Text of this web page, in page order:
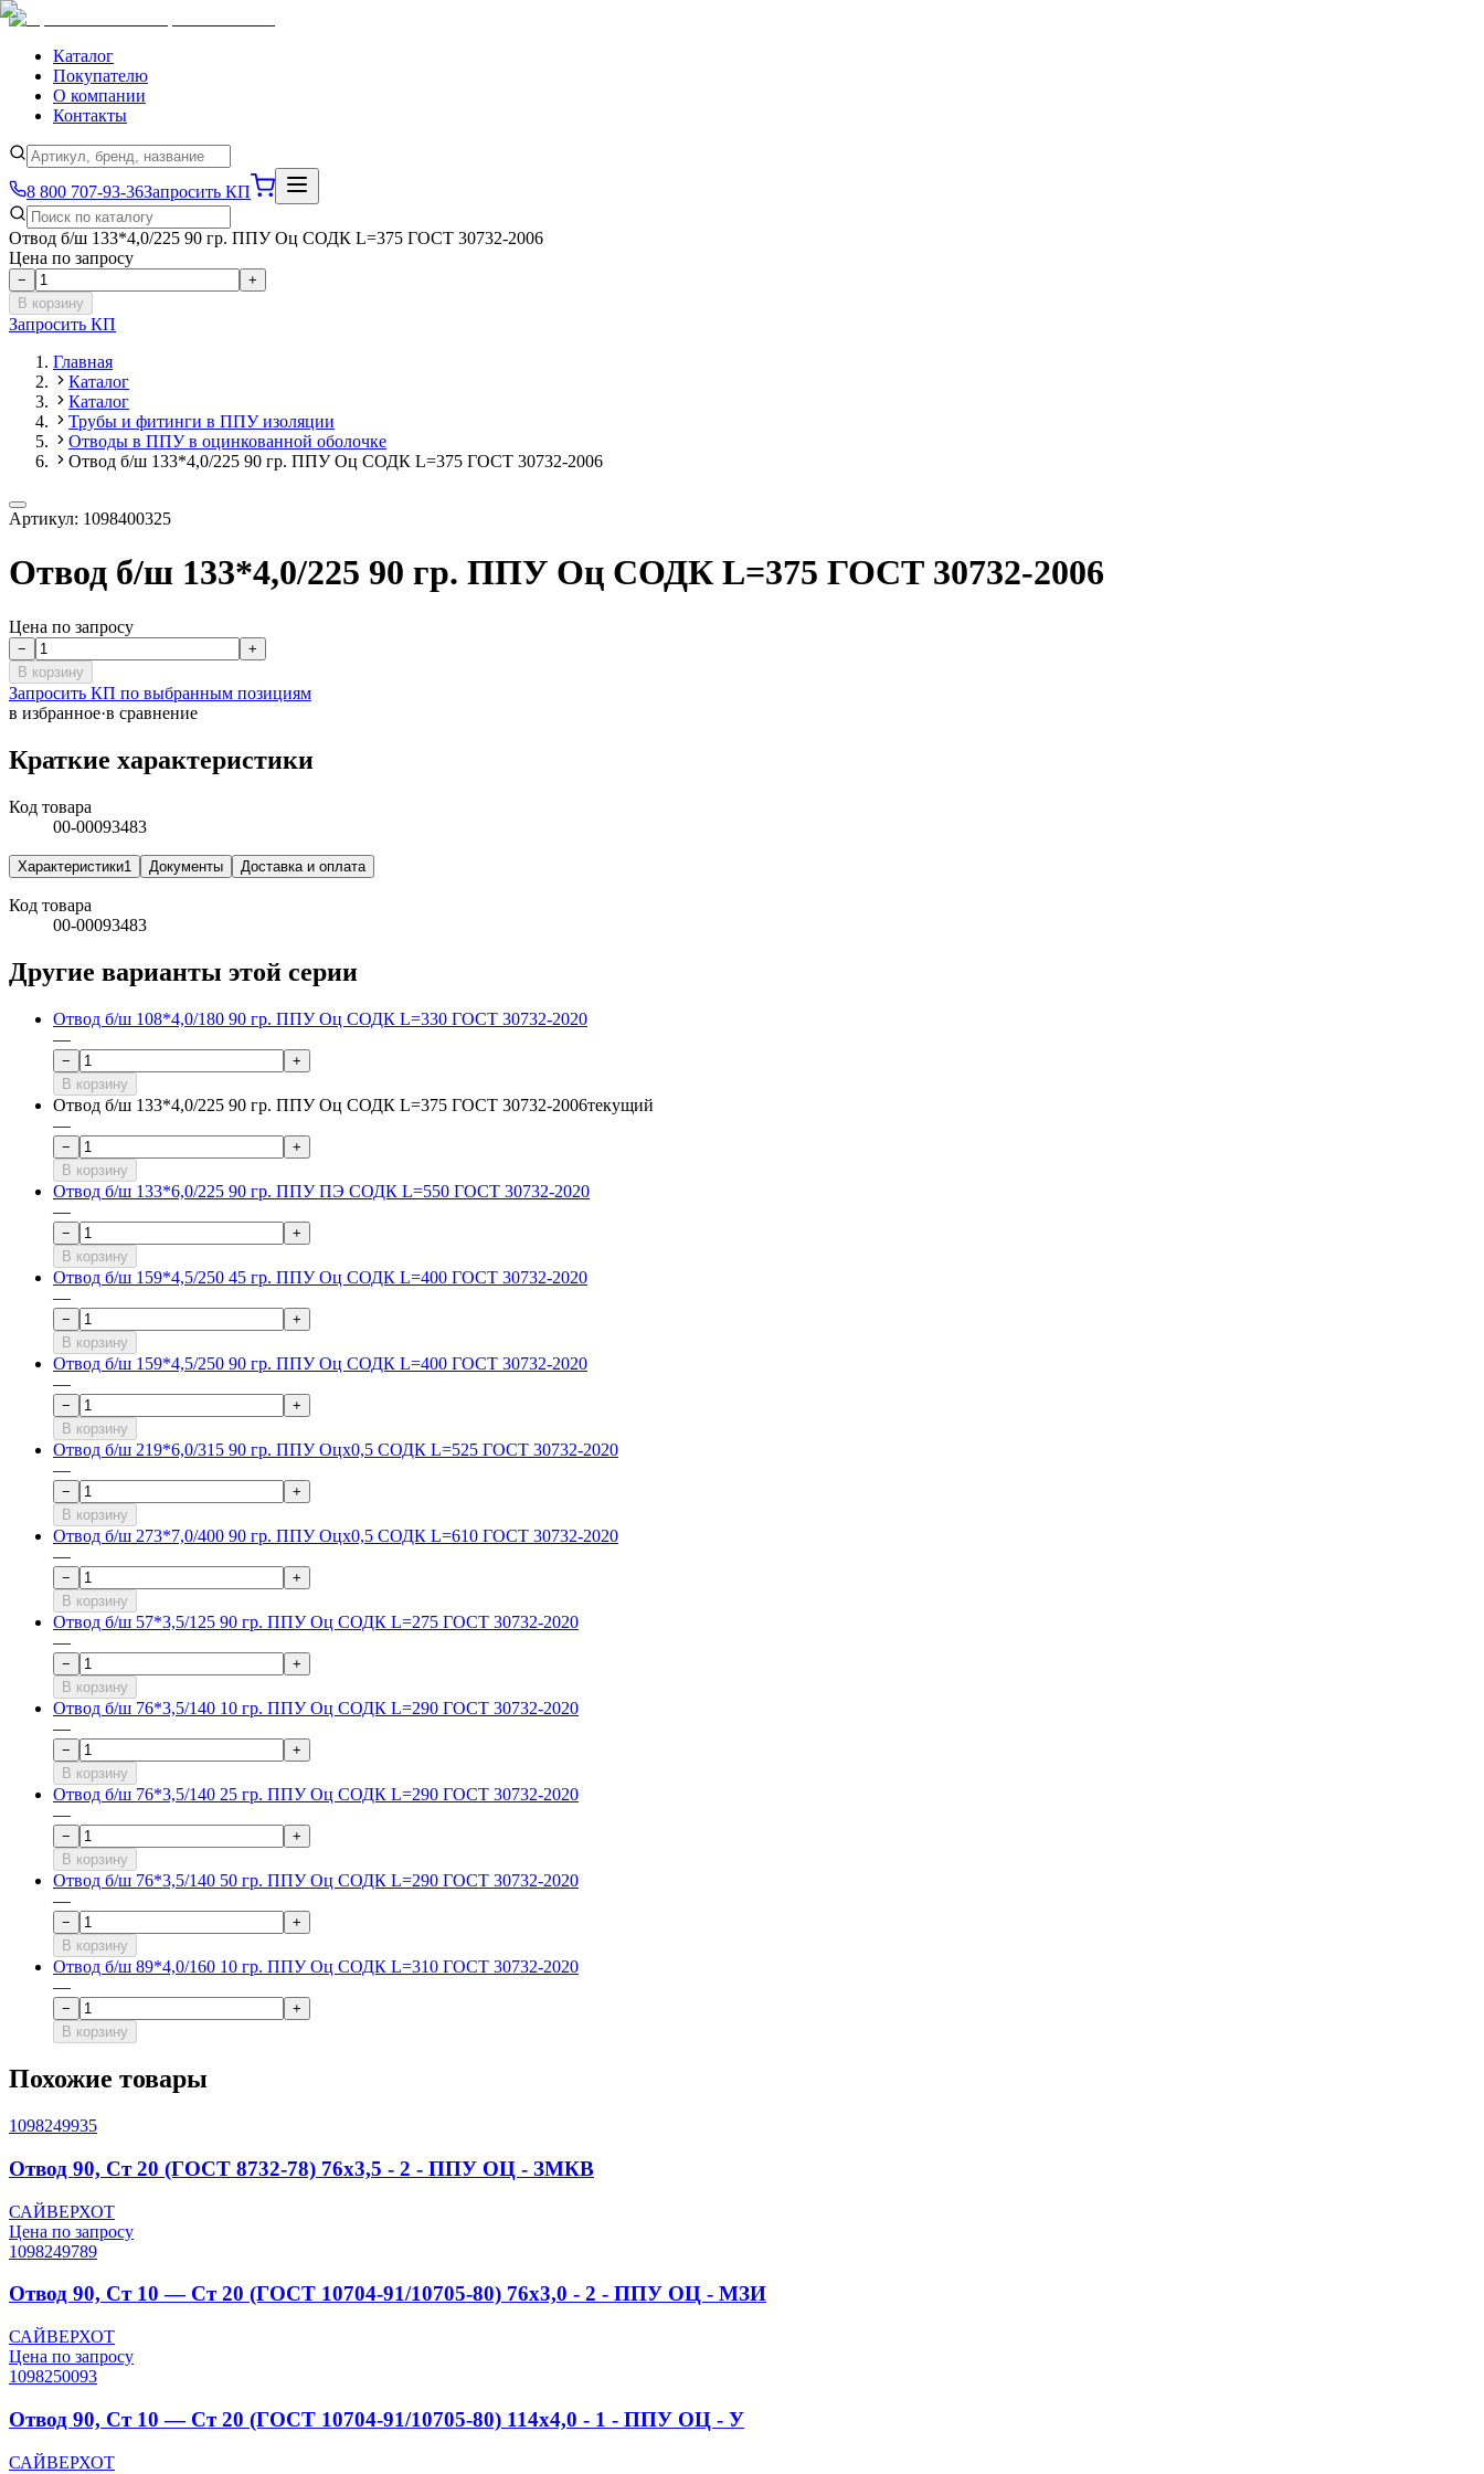
Каталог
Покупателю
О компании
Контакты
8 800 707-93-36Запросить КП
Отвод б/ш 133*4,0/225 90 гр. ППУ Оц СОДК L=375 ГОСТ 30732-2006
Цена по запросу
−
+
В корзину
Запросить КП
Главная
Каталог
Каталог
Трубы и фитинги в ППУ изоляции
Отводы в ППУ в оцинкованной оболочке
Отвод б/ш 133*4,0/225 90 гр. ППУ Оц СОДК L=375 ГОСТ 30732-2006
Артикул: 1098400325
Отвод б/ш 133*4,0/225 90 гр. ППУ Оц СОДК L=375 ГОСТ 30732-2006
Цена по запросу
−
+
В корзину
Запросить КП по выбранным позициям
в избранное·в сравнение
Краткие характеристики
Код товара
00-00093483
Характеристики1 Документы Доставка и оплата
Код товара
00-00093483
Другие варианты этой серии
Отвод б/ш 108*4,0/180 90 гр. ППУ Оц СОДК L=330 ГОСТ 30732-2020
—
−
+
В корзину
Отвод б/ш 133*4,0/225 90 гр. ППУ Оц СОДК L=375 ГОСТ 30732-2006текущий
—
−
+
В корзину
Отвод б/ш 133*6,0/225 90 гр. ППУ ПЭ СОДК L=550 ГОСТ 30732-2020
—
−
+
В корзину
Отвод б/ш 159*4,5/250 45 гр. ППУ Оц СОДК L=400 ГОСТ 30732-2020
—
−
+
В корзину
Отвод б/ш 159*4,5/250 90 гр. ППУ Оц СОДК L=400 ГОСТ 30732-2020
—
−
+
В корзину
Отвод б/ш 219*6,0/315 90 гр. ППУ Оцх0,5 СОДК L=525 ГОСТ 30732-2020
—
−
+
В корзину
Отвод б/ш 273*7,0/400 90 гр. ППУ Оцх0,5 СОДК L=610 ГОСТ 30732-2020
—
−
+
В корзину
Отвод б/ш 57*3,5/125 90 гр. ППУ Оц СОДК L=275 ГОСТ 30732-2020
—
−
+
В корзину
Отвод б/ш 76*3,5/140 10 гр. ППУ Оц СОДК L=290 ГОСТ 30732-2020
—
−
+
В корзину
Отвод б/ш 76*3,5/140 25 гр. ППУ Оц СОДК L=290 ГОСТ 30732-2020
—
−
+
В корзину
Отвод б/ш 76*3,5/140 50 гр. ППУ Оц СОДК L=290 ГОСТ 30732-2020
—
−
+
В корзину
Отвод б/ш 89*4,0/160 10 гр. ППУ Оц СОДК L=310 ГОСТ 30732-2020
—
−
+
В корзину
Похожие товары
1098249935
Отвод 90, Ст 20 (ГОСТ 8732-78) 76x3,5 - 2 - ППУ ОЦ - ЗМКВ
САЙВЕРХОТ
Цена по запросу
1098249789
Отвод 90, Ст 10 — Ст 20 (ГОСТ 10704-91/10705-80) 76x3,0 - 2 - ППУ ОЦ - МЗИ
САЙВЕРХОТ
Цена по запросу
1098250093
Отвод 90, Ст 10 — Ст 20 (ГОСТ 10704-91/10705-80) 114x4,0 - 1 - ППУ ОЦ - У
САЙВЕРХОТ